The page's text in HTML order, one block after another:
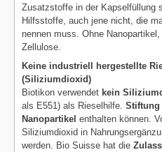
Zusatzstoffe in der Kapselfüllung
Hilfsstoffe, auch jene nicht, die
nennen muss. Ohne
Zellulose.
Keine industriell hergestellte
(Siliziumdioxid)
Biotikon verwendet kein
als E551) als Rieselhilfe. Stiftung
Nanopartikel enthalten können.
Siliziumdioxid in
werden. Bio Suisse hat die